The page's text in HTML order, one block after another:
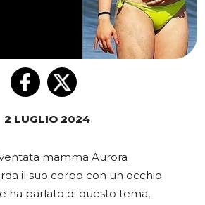
2 LUGLIO 2024
mamma Aurora
il suo corpo con un occhio
ha parlato di questo tema,